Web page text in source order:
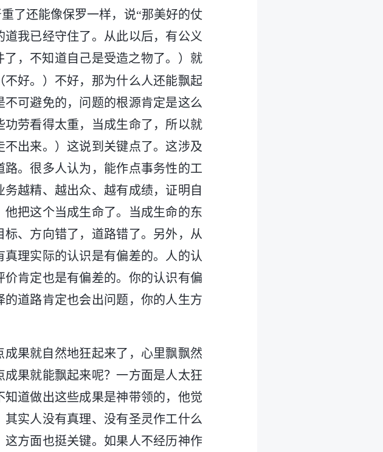
了还能像保罗一样，说“那美好的仗
我已经守住了。从此以后，有公义
了，不知道自己是受造之物了。）就
好。）不好，那为什么人还能飘起
可避免的，问题的根源肯定是这么
劳看得太重，当成生命了，所以就
出来。）这说到关键点了。这涉及
。很多人认为，能作点事务性的工
越精、越出众、越有成绩，证明自
把这个当成生命了。当成生命的东
、方向错了，道路错了。另外，从
理实际的认识是有偏差的。人的认
肯定也是有偏差的。你的认识有偏
道路肯定也会出问题，你的人生方
果就自然地狂起来了，心里飘飘然
果就能飘起来呢？一方面是人太狂
道做出这些成果是神带领的，他觉
实人没有真理、没有圣灵作工什么
方面也挺关键。如果人不经历神作